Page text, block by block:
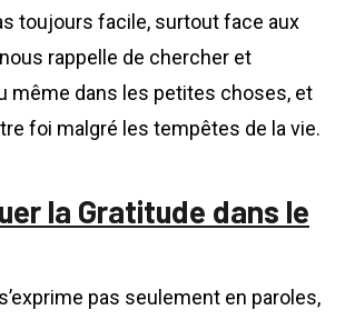
toujours facile, surtout face aux
rappelle de chercher et
même dans les petites choses, et
foi malgré les tempêtes de la vie.
la Gratitude dans le
pas seulement en paroles,